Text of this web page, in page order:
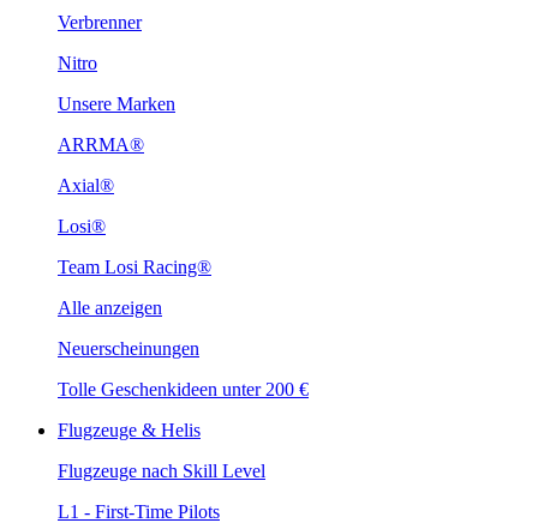
Verbrenner
Nitro
Unsere Marken
ARRMA®
Axial®
Losi®
Team Losi Racing®
Alle anzeigen
Neuerscheinungen
Tolle Geschenkideen unter 200 €
Flugzeuge & Helis
Flugzeuge nach Skill Level
L1 - First-Time Pilots